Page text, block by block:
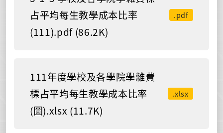
占平均每生教學成本比率
(111).pdf (86.2K)
.pdf
111年度學校及各學院學雜費
標占平均每生教學成本比率
(圖).xlsx (11.7K)
.xlsx